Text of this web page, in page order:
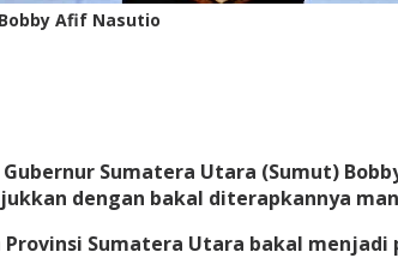
Afif Nasutio
Gubernur Sumatera Utara (Sumut)
dengan bakal diterapkannya
Provinsi Sumatera Utara bakal